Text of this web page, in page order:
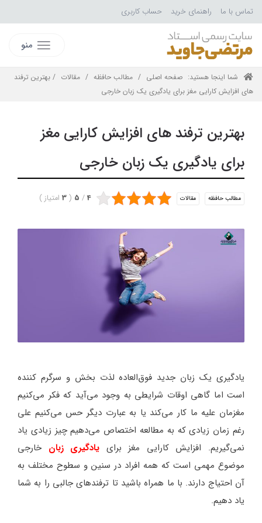
تماس با ما راهنمای خرید حساب کاربری
منو
شما اینجا هستید: صفحه اصلی / مطالب حافظه / مقالات / بهترین ترفند
های افزایش کارایی مغز برای یادگیری یک زبان خارجی
بهترین ترفند های افزایش کارایی مغز
برای یادگیری یک زبان خارجی
مطالب حافظه مقالات 4
/
5
(
3 امتیاز)
یادگیری یک زبان جدید فوق‌العاده لذت بخش و سرگرم کننده
است اما گاهی اوقات شرایطی به وجود می‌آید که فکر می‌کنیم
مغزمان علیه ما کار می‌کند یا به عبارت دیگر حس می‌کنیم علی
رغم زمان زیادی که به مطالعه اختصاص می‌دهیم چیز زیادی یاد
نمی‌گیریم. افزایش کارایی مغز برای یادگیری زبان خارجی
موضوع مهمی است که همه افراد در سنین و سطوح مختلف به
آن احتیاج دارند. با ما همراه باشید تا ترفندهای جالبی را به شما
یاد دهیم.